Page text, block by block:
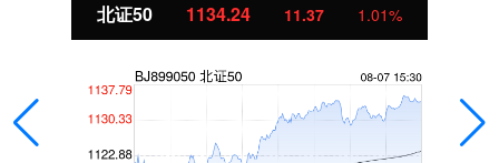
北证50 1134.24 11.37 1.01%